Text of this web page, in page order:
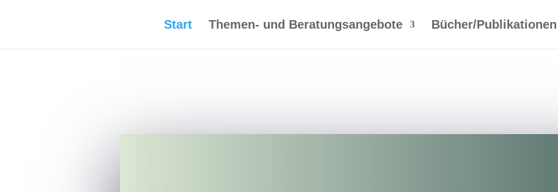
Start Themen- und Beratungsangebote Bücher/Publikationen